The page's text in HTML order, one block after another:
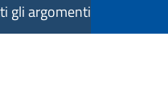
gli argomenti